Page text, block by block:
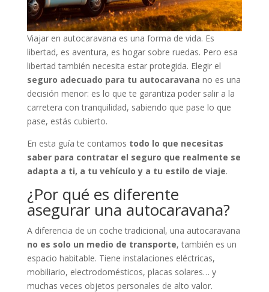
Viajar en autocaravana es una forma de vida. Es
libertad, es aventura, es hogar sobre ruedas. Pero esa
libertad también necesita estar protegida. Elegir el
seguro adecuado para tu autocaravana no es una
decisión menor: es lo que te garantiza poder salir a la
carretera con tranquilidad, sabiendo que pase lo que
pase, estás cubierto.
En esta guía te contamos todo lo que necesitas
saber para contratar el seguro que realmente se
adapta a ti, a tu vehículo y a tu estilo de viaje.
¿Por qué es diferente
asegurar una autocaravana?
A diferencia de un coche tradicional, una autocaravana
no es solo un medio de transporte, también es un
espacio habitable. Tiene instalaciones eléctricas,
mobiliario, electrodomésticos, placas solares… y
muchas veces objetos personales de alto valor.